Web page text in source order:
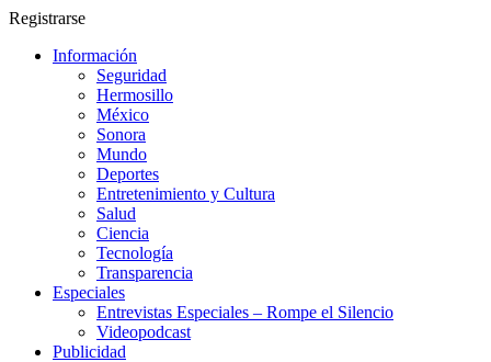
Registrarse
Información
Seguridad
Hermosillo
México
Sonora
Mundo
Deportes
Entretenimiento y Cultura
Salud
Ciencia
Tecnología
Transparencia
Especiales
Entrevistas Especiales – Rompe el Silencio
Videopodcast
Publicidad